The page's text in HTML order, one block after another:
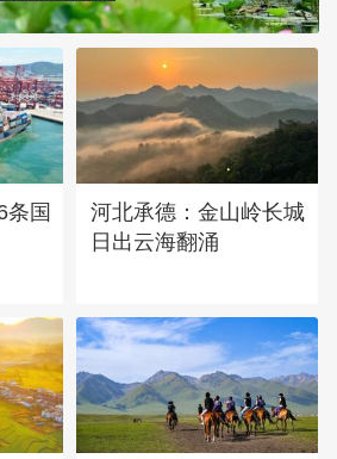
条国
河北承德：金山岭长城
日出云海翻涌